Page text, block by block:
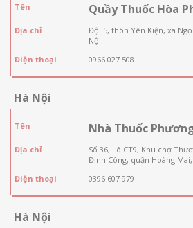
Tên Quầy Thuốc Hòa
Địa chỉ
Đội 5, thôn Yên Kiện, xã
Nội
Điện thoại
0966 027 508
Hà Nội
Tên Nhà Thuốc
Địa chỉ
Số 36, Lô CT9, Khu chợ
Định Công, quận Hoàng
Điện thoại
0396 607 979
Hà Nội